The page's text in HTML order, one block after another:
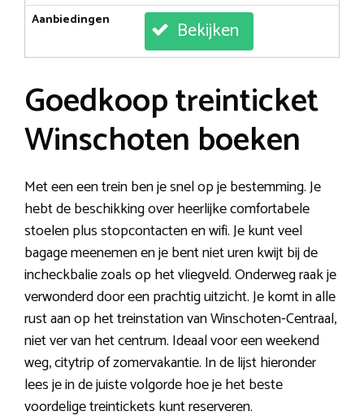
Aanbiedingen
Bekijken
Goedkoop treinticket
Winschoten boeken
Met een een trein ben je snel op je bestemming. Je
hebt de beschikking over heerlijke comfortabele
stoelen plus stopcontacten en wifi. Je kunt veel
bagage meenemen en je bent niet uren kwijt bij de
incheckbalie zoals op het vliegveld. Onderweg raak je
verwonderd door een prachtig uitzicht. Je komt in alle
rust aan op het treinstation van Winschoten-Centraal,
niet ver van het centrum. Ideaal voor een weekend
weg, citytrip of zomervakantie. In de lijst hieronder
lees je in de juiste volgorde hoe je het beste
voordelige treintickets kunt reserveren.